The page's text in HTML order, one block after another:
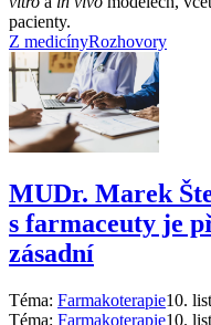
pacienty.
Z medicínyRozhovory
MUDr. Marek
s farmaceuty je
zásadní
Téma: Farmakoterapie10.
Téma: Farmakoterapie10.